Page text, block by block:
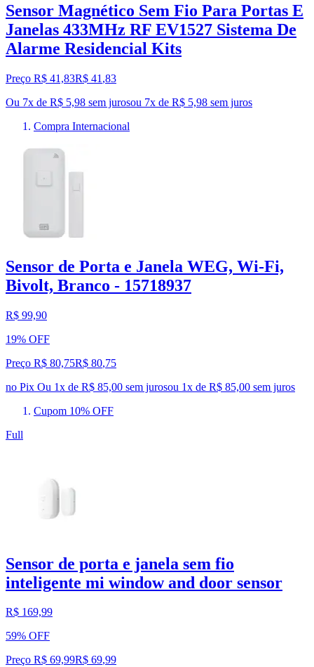
Sensor Magnético Sem Fio Para Portas E
Janelas 433MHz RF EV1527 Sistema De
Alarme Residencial Kits
Preço R$ 41,83R$ 41 ,83
Ou 7x de R$ 5,98 sem jurosou 7x de R$ 5,98 sem juros
Compra Internacional
Sensor de Porta e Janela WEG, Wi-Fi,
Bivolt, Branco - 15718937
R$ 99,90
19% OFF
Preço R$ 80,75R$ 80,75
no Pix Ou 1x de R$ 85,00 sem jurosou 1x de R$ 85,00 sem juros
Cupom 10% OFF
Full
Sensor de porta e janela sem fio
inteligente mi window and door sensor
R$ 169,99
59% OFF
Preço R$ 69,99R$ 69,99